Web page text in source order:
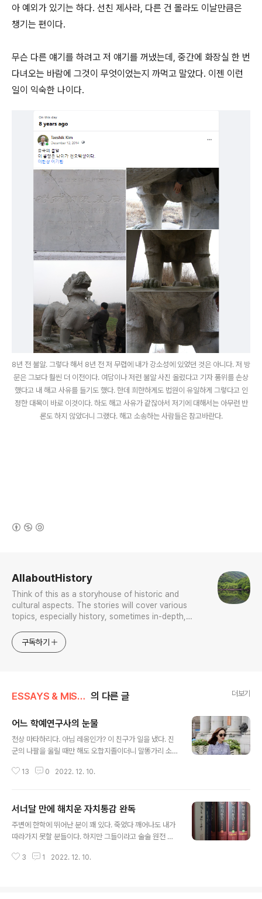
아 예외가 있기는 하다. 선친 제사라, 다른 건 몰라도 이날만큼은
챙기는 편이다.
무슨 다른 얘기를 하려고 저 얘기를 꺼냈는데, 중간에 화장실 한 번
다녀오는 바람에 그것이 무엇이었는지 까먹고 말았다. 이젠 이런
일이 익숙한 나이다.
8년 전 불알. 그렇다 해서 8년 전 저 무렵에 내가 강소성에 있었던 것은 아니다. 저 방
문은 그보다 훨씬 더 이전이다. 여담이나 저런 불알 사진 올렸다고 기자 품위를 손상
했다고 내 해고 사유를 들기도 했다. 한데 희한하게도 법원이 유일하게 그렇다고 인
정한 대목이 바로 이것이다. 하도 해고 사유가 같잖아서 저기에 대해서는 아무런 반
론도 하지 않았더니 그랬다. 해고 소송하는 사람들은 참고바란다.
AllaboutHistory
Think of this as a storyhouse of historic and
cultural aspects. The stories will cover various
topics, especially history, sometimes in-depth,
approach will be to resist any common sense or
generalized viewpoint
구독하기
ESSAYS & MISCELLANIES 의 다른 글 더보기
어느 학예연구사의 눈물
천상 마타하리다. 아님 레옹인가? 이 친구가 일을 냈다. 진
군의 나팔을 울릴 때만 해도 오합지졸이더니 말똥가리 소
업계종사자들을 끌어모으다기 마침내 전국으로 조직을 확
치지도외하진 않았으되 전의 다지기 위함이었는지 델피 신
전에 가서 신탁도 받기도 했더랬다. 그 신탁에 소백산맥 기
슭 엄원식을 옹립하여 대장으로 삼고 동해가 김대종을 필
친네도 세를 규합하고는 여의도를 뻔질나게 들락하며 우리
13 0 2022. 12. 10.
서너달 만에 해치운 자치통감 완독
주변에 한학에 뛰어난 분이 꽤 있다. 죽었다 깨어나도 내가
따라가지 못할 분들이다. 하지만 그들이라고 술술 원전 읽
대 아무리 뛰어난 한학자라도 한문 원적을 술술 읽었다고
3 1 2022. 12. 10.